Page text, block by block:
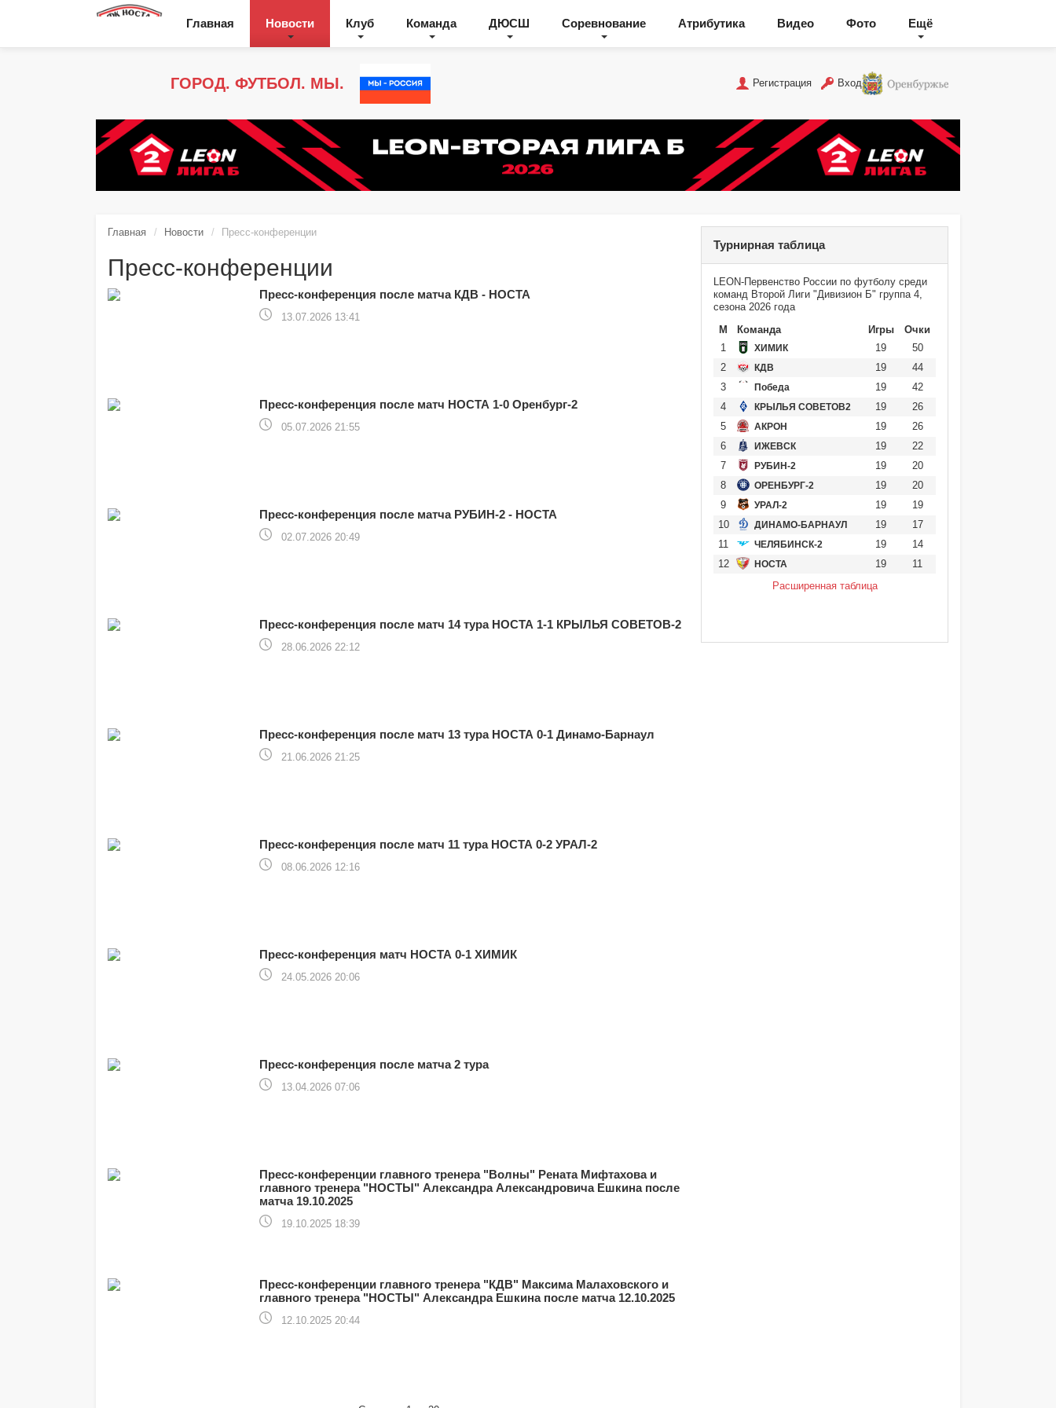
Главная Новости Клуб Команда ДЮСШ Соревнование Атрибутика Видео Фото Ещё
ГОРОД. ФУТБОЛ. МЫ. Регистрация Вход
Главная Новости Пресс-конференции
Пресс-конференции
Пресс-конференция после матча КДВ - НОСТА
13.07.2026 13:41
Пресс-конференция после матч НОСТА 1-0 Оренбург-2
05.07.2026 21:55
Пресс-конференция после матча РУБИН-2 - НОСТА
02.07.2026 20:49
Пресс-конференция после матч 14 тура НОСТА 1-1 КРЫЛЬЯ СОВЕТОВ-2
28.06.2026 22:12
Пресс-конференция после матч 13 тура НОСТА 0-1 Динамо-Барнаул
21.06.2026 21:25
Пресс-конференция после матч 11 тура НОСТА 0-2 УРАЛ-2
08.06.2026 12:16
Пресс-конференция матч НОСТА 0-1 ХИМИК
24.05.2026 20:06
Пресс-конференция после матча 2 тура
13.04.2026 07:06
Пресс-конференции главного тренера "Волны" Рената Мифтахова и
главного тренера "НОСТЫ" Александра Александровича Ешкина после
матча 19.10.2025
19.10.2025 18:39
Пресс-конференции главного тренера "КДВ" Максима Малаховского и
главного тренера "НОСТЫ" Александра Ешкина после матча 12.10.2025
12.10.2025 20:44
Турнирная таблица
LEON-Первенство России по футболу среди
команд Второй Лиги "Дивизион Б" группа 4,
сезона 2026 года
М
Команда Игры
Очки
1
ХИМИК 19
50
2
КДВ 19
44
3
Победа 19
42
4
КРЫЛЬЯ СОВЕТОВ2 19
26
5
АКРОН 19
26
6
ИЖЕВСК 19
22
7
РУБИН-2 19
20
8
ОРЕНБУРГ-2 19
20
9
УРАЛ-2 19
19
10
ДИНАМО-БАРНАУЛ 19
17
11
ЧЕЛЯБИНСК-2 19
14
12
НОСТА 19
11
Расширенная таблица